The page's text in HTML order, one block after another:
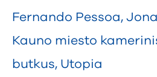
Fernando Pessoa,
Kauno miesto
butkus, Utopia